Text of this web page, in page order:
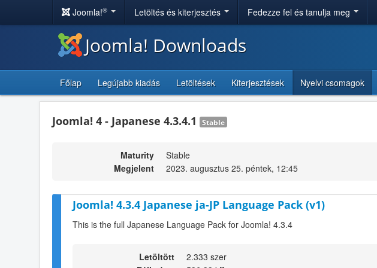
Joomla!® Letöltés és kiterjesztés Fedezze fel és tanulja meg
Joomla! Downloads
Főlap Legújabb kiadás Letöltések Kiterjesztések Nyelvi csomagok
Joomla! 4 - Japanese 4.3.4.1 Stable
Maturity
Stable
Megjelent
2023. augusztus 25. péntek, 12:45
Joomla! 4.3.4 Japanese ja-JP Language Pack (v1)
This is the full Japanese Language Pack for Joomla! 4.3.4
Letöltött
2.333 szer